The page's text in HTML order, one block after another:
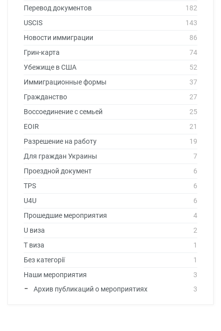
Перевод документов
182
USCIS
143
Новости иммиграции
86
Грин-карта
74
Убежище в США
52
Иммиграционные формы
37
Гражданство
27
Воссоединение с семьей
25
EOIR
21
Разрешение на работу
19
Для граждан Украины
7
Проездной документ
6
TPS
6
U4U
6
Прошедшие мероприятия
4
U виза
2
T виза
1
Без категорії
1
Наши мероприятия
3
Архив публикаций о мероприятиях
3